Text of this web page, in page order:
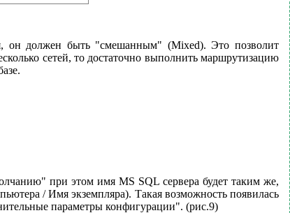
он должен быть "смешанным" (Mixed). Это позволит
сетей, то достаточно выполнить маршрутизацию
при этом имя MS SQL сервера будет таким же,
/ Имя экземпляра). Такая возможность появилась
параметры конфигурации". (рис.9)